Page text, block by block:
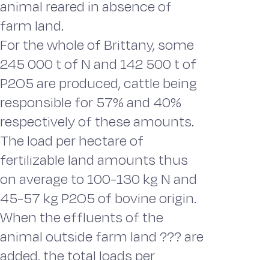
animal reared in absence of
farm land.
For the whole of Brittany, some
245 000 t of N and 142 500 t of
P2O5 are produced, cattle being
responsible for 57% and 40%
respectively of these amounts.
The load per hectare of
fertilizable land amounts thus
on average to 100-130 kg N and
45-57 kg P2O5 of bovine origin.
When the effluents of the
animal outside farm land ??? are